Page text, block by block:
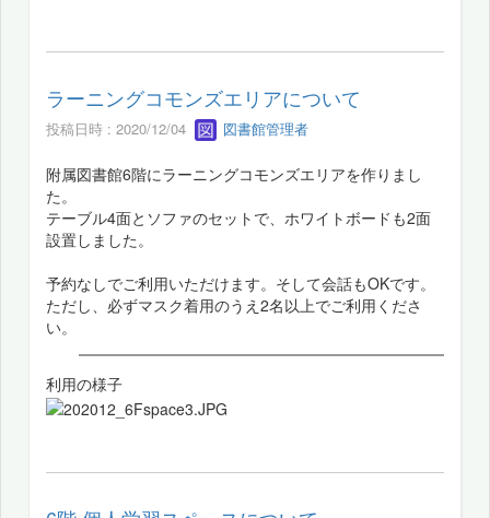
ラーニングコモンズエリアについて
投稿日時 : 2020/12/04 図書館管理者
附属図書館6階にラーニングコモンズエリアを作りまし
た。
テーブル4面とソファのセットで、ホワイトボードも2面
設置しました。
予約なしでご利用いただけます。そして会話もOKです。
ただし、必ずマスク着用のうえ2名以上でご利用くださ
い。
利用の様子